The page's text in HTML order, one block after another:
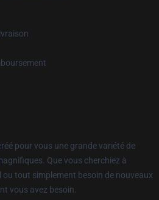
pour vous une grande variété de
Que vous cherchiez à
tout simplement besoin de nouveaux
vous avez besoin.